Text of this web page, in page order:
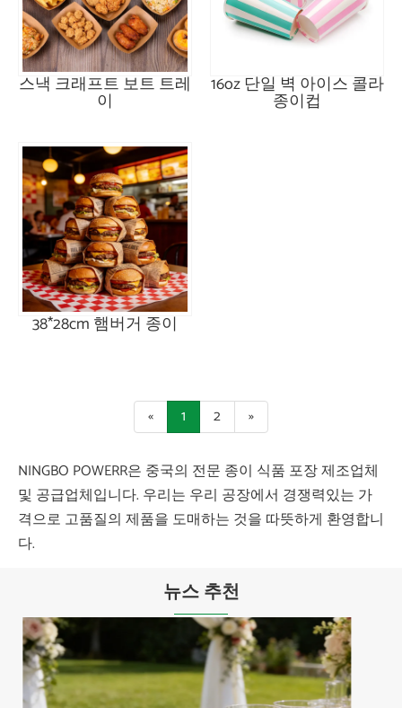
스낵 크래프트 보트 트레
이
16oz 단일 벽 아이스 콜라
종이컵
38*28cm 햄버거 종이
« 1 2 »
NINGBO POWERR은 중국의 전문 종이 식품 포장 제조업체
및 공급업체입니다. 우리는 우리 공장에서 경쟁력있는 가
격으로 고품질의 제품을 도매하는 것을 따뜻하게 환영합니
다.
뉴스 추천
플라스틱 접시가 현대식 식사의 편의성과 지
속 가능성을 향상시키는 방법